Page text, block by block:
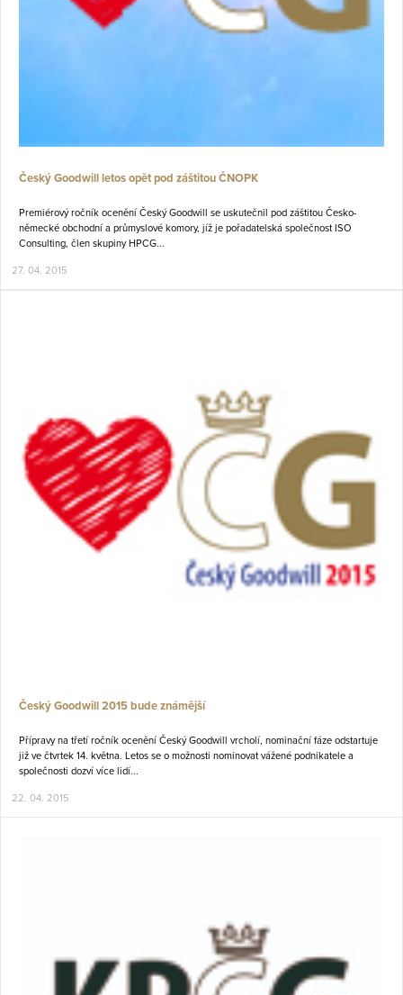
Český Goodwill letos opět pod záštitou ČNOPK
Premiérový ročník ocenění Český Goodwill se uskutečnil pod záštitou Česko-
německé obchodní a průmyslové komory, jíž je pořadatelská společnost ISO
Consulting, člen skupiny HPCG...
27. 04. 2015
Český Goodwill 2015 bude známější
Přípravy na třetí ročník ocenění Český Goodwill vrcholí, nominační fáze odstartuje
již ve čtvrtek 14. května. Letos se o možnosti nominovat vážené podnikatele a
společnosti dozví více lidí...
22. 04. 2015